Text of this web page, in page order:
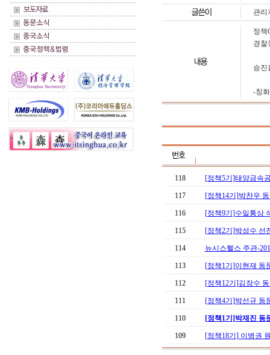
관리
정책
경찰
승진
-칭
118 [정책5기]태양금속
117 [정책14기]박찬우
116 [정책9기]수일통상
115 [정책2기]박성수 선
114 뉴시스헬스 주관-
113 [정책1기]이현재 동
112 [정책12기]김장수
111 [정책4기]박선규 동
110 [정책1기]박재진 동
109 [정책18기] 이병권